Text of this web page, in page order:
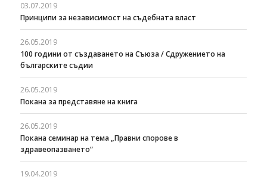
03.07.2019
Принципи за независимост на съдебната власт
26.05.2019
100 години от създаването на Съюза / Сдружението на
българските съдии
26.05.2019
Покана за представяне на книга
26.05.2019
Покана семинар на тема „Правни спорове в
здравеопазването“
19.04.2019